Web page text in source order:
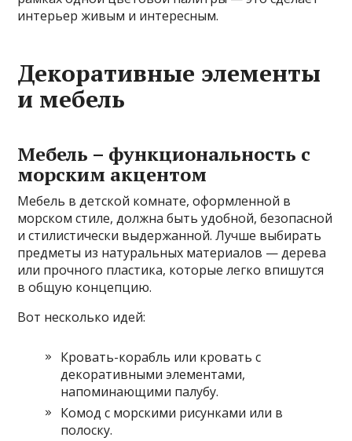
интерьер живым и интересным.
Декоративные элементы
и мебель
Мебель – функциональность с
морским акцентом
Мебель в детской комнате, оформленной в
морском стиле, должна быть удобной, безопасной
и стилистически выдержанной. Лучше выбирать
предметы из натуральных материалов — дерева
или прочного пластика, которые легко впишутся
в общую концепцию.
Вот несколько идей:
Кровать-корабль или кровать с
декоративными элементами,
напоминающими палубу.
Комод с морскими рисунками или в
полоску.